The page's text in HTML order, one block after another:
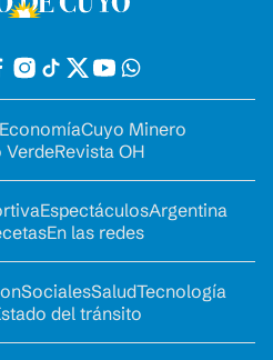
EconomíaCuyo Minero
VerdeRevista OH
EspectáculosArgentina
En las redes
SocialesSaludTecnología
del tránsito